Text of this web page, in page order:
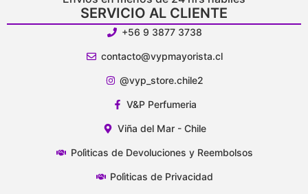
SERVICIO AL CLIENTE
+56 9 3877 3738
contacto@vypmayorista.cl
@vyp_store.chile2
V&P Perfumeria
Viña del Mar - Chile
Polìticas de Devoluciones y Reembolsos
Polìticas de Privacidad